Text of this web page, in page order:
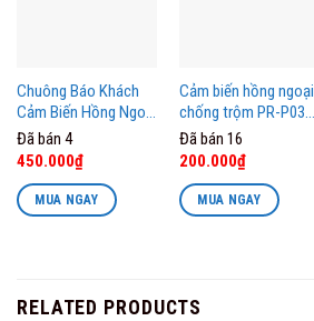
Chuông Báo Khách
Cảm Biến Hồng Ngoại
PR-C02 Pingron
Đã bán 4
Original
was:
585.000₫.
450.000₫Current
price
is:
450.000₫.
MUA NGAY
Cảm biến hồng ngoại
chống trộm PR-P03
Pingron
Đã bán 16
Original
was:
290.000₫.
200.000₫Current
price
is:
200.000₫.
MUA NGAY
RELATED PRODUCTS